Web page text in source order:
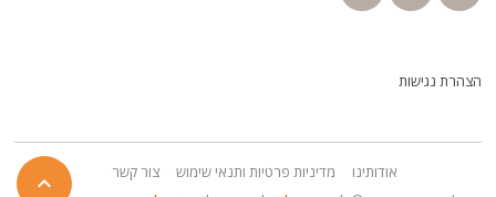

הצהרת נגישות
אודותינו מדיניות פרטיות ותנאי שימוש צור קשר